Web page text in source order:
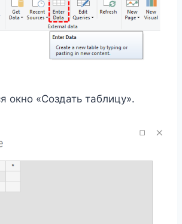
окно «Создать таблицу».